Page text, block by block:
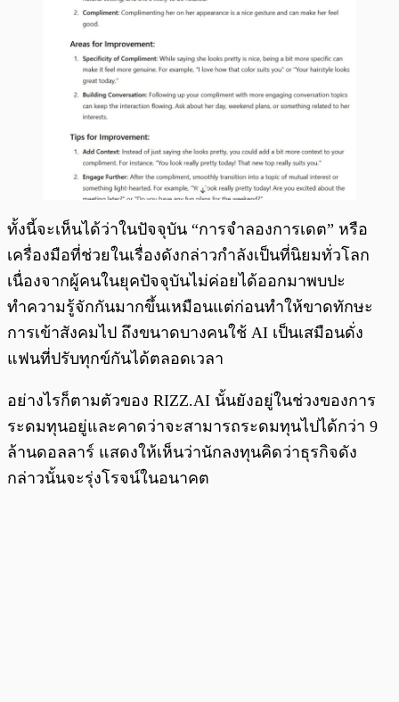
ทั้งนี้จะเห็นได้ว่าในปัจจุบัน “การจำลองการเดต” หรือ
เครื่องมือที่ช่วยในเรื่องดังกล่าวกำลังเป็นที่นิยมทั่วโลก
เนื่องจากผู้คนในยุคปัจจุบันไม่ค่อยได้ออกมาพบปะ
ทำความรู้จักกันมากขึ้นเหมือนแต่ก่อนทำให้ขาดทักษะ
การเข้าสังคมไป ถึงขนาดบางคนใช้ AI เป็นเสมือนดั่ง
แฟนที่ปรับทุกข์กันได้ตลอดเวลา
อย่างไรก็ตามตัวของ RIZZ.AI นั้นยังอยู่ในช่วงของการ
ระดมทุนอยู่และคาดว่าจะสามารถระดมทุนไปได้กว่า 9
ล้านดอลลาร์ แสดงให้เห็นว่านักลงทุนคิดว่าธุรกิจดัง
กล่าวนั้นจะรุ่งโรจน์ในอนาคต